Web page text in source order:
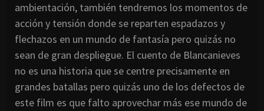
ambientación, también tendremos los momentos de
acción y tensión donde se reparten espadazos y
flechazos en un mundo de fantasía pero quizás no
sean de gran despliegue. El cuento de Blancanieves
no es una historia que se centre precisamente en
grandes batallas pero quizás uno de los defectos de
este film es que falto aprovechar más ese mundo de